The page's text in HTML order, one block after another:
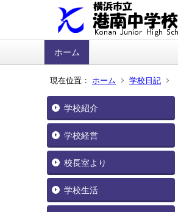
ホーム
現在位置： ホーム 学校日記
学校紹介
学校経営
校長室より
学校生活